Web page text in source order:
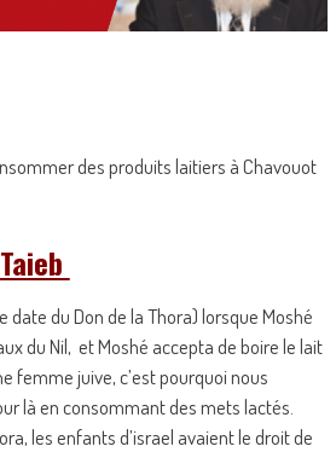
des produits laitiers à Chavouot
date du Don de la Thora) lorsque Moshé
du Nil, et Moshé accepta de boire le lait
femme juive, c’est pourquoi nous
là en consommant des mets lactés.
les enfants d’israel avaient le droit de